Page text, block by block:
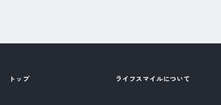
トップ ライフスマイルについて